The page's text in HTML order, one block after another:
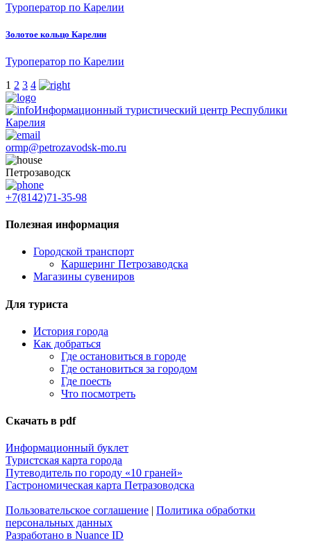
Туроператор по Карелии
Золотое кольцо Карелии
Туроператор по Карелии
1 2 3 4
Информационный туристический центр Республики
Карелия
ormp@petrozavodsk-mo.ru
Петрозаводск
+7(8142)71-35-98
Полезная информация
Городской транспорт
Каршеринг Петрозаводска
Магазины сувениров
Для туриста
История города
Как добраться
Где остановиться в городе
Где остановиться за городом
Где поесть
Что посмотреть
Скачать в pdf
Информационный буклет
Туристская карта города
Путеводитель по городу «10 граней»
Гастрономическая карта Петразоводска
Пользовательское соглашение
Политика обработки
персональных данных
Разработано в Nuance ID